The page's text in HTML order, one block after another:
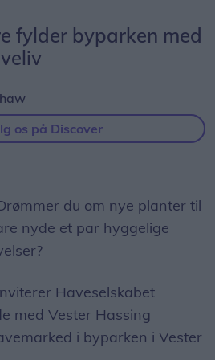
fylder byparken med
os på Discover
du om nye planter til
nyde et par hyggelige
Haveselskabet
med Vester Hassing
i byparken i Vester